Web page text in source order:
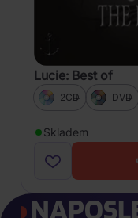
Lucie: Best of
2CD DVD
Skladem